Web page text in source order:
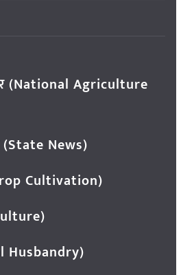
(National Agriculture
(State News)
Cultivation)
Husbandry)